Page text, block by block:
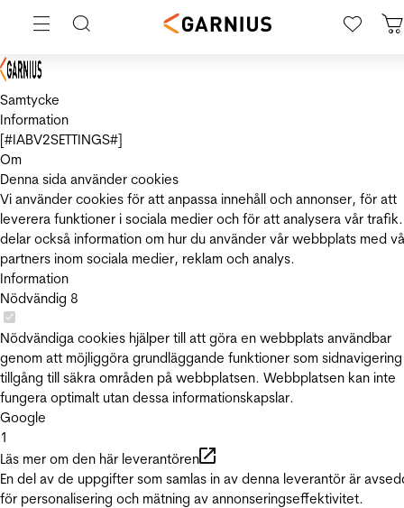
Samtycke
Information
[#IABV2SETTINGS#]
Om
Denna sida använder cookies
Vi använder cookies för att anpassa innehåll och annonser, för att
leverera funktioner i sociala medier och för att analysera vår
delar också information om hur du använder vår webbplats med
partners inom sociala medier, reklam och analys.
Information
Nödvändig 8
Nödvändiga cookies hjälper till att göra en webbplats användbar
genom att möjliggöra grundläggande funktioner som
tillgång till säkra områden på webbplatsen. Webbplatsen kan inte
fungera optimalt utan dessa informationskapslar.
Google
1
Läs mer om den här leverantören
En del av de uppgifter som samlas in av denna leverantör är
för personalisering och mätning av annonseringseffektivitet.